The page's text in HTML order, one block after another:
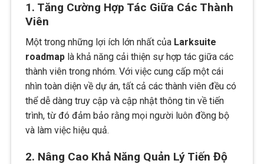
1. Tăng Cường Hợp Tác Giữa Các Thành
Viên
Một trong những lợi ích lớn nhất của Larksuite
roadmap là khả năng cải thiện sự hợp tác giữa các
thành viên trong nhóm. Với việc cung cấp một cái
nhìn toàn diện về dự án, tất cả các thành viên đều có
thể dễ dàng truy cập và cập nhật thông tin về tiến
trình, từ đó đảm bảo rằng mọi người luôn đồng bộ
và làm việc hiệu quả.
2. Nâng Cao Khả Năng Quản Lý Tiến Độ